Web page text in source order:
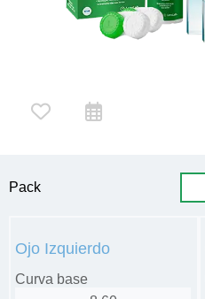
Pack
Ojo Izquierdo
Curva base